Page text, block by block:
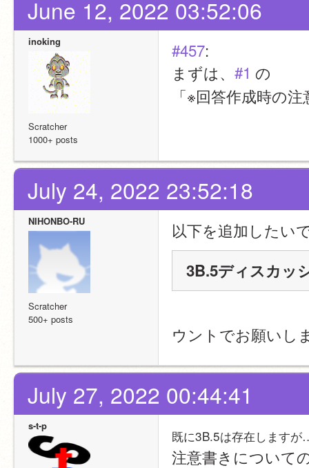
June 12, 2022 03:52:06
inoking
Scratcher
1000+ posts
#457:
まずは、 #1 の
「※回答作成時の
July 24, 2022 23:52:18
NIHONBO-RU
Scratcher
500+ posts
以下を追加したい
3B.5ディスカッ
ウントでお願いし
July 27, 2022 00:44:41
s-t-p
既に3B.5は存在します
注意書きについて